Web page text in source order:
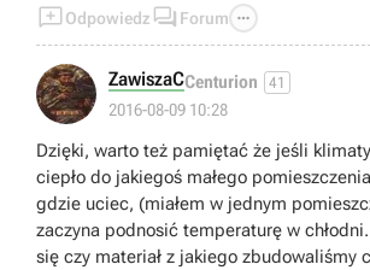
Odpowiedz  Forum 
ZawiszaCCenturion 41
2016-08-09 10:28
Dzięki, warto też pamiętać że jeśli
ciepło do jakiegoś małego
gdzie uciec, (miałem w jednym pomieszczeniu z 120 C)
zaczyna podnosić temperaturę w
się czy materiał z jakiego zbudowaliśmy